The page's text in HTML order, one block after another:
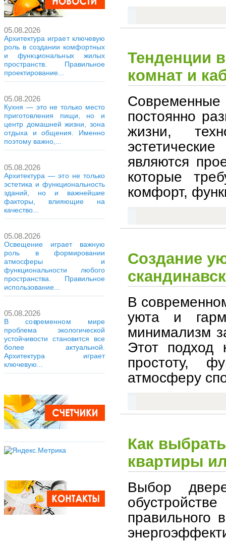
05.08.2026
Архитектура играет ключевую
роль в создании комфортных
и функциональных жилых
пространств. Правильное
проектирование...
05.08.2026
Кухня — это не только место
приготовления пищи, но и
центр домашней жизни, зона
отдыха и общения. Именно
поэтому важно,...
05.08.2026
Архитектура — это не только
эстетика и функциональность
зданий, но и важнейшие
факторы, влияющие на
качество...
05.08.2026
Освещение играет важную
роль в формировании
атмосферы и
функциональности любого
пространства. Правильное
использование...
05.08.2026
В современном мире
проблема экологической
устойчивости становится все
более актуальной.
Архитектура играет
ключевую...
Тенденции
комнат и
постоянно
жизни,
являются
которые
комфорт,
Создание
В
уюта и
минимализм
Этот подход
простоту,
атмосферу
Как
квартиры
Выбор
правильного